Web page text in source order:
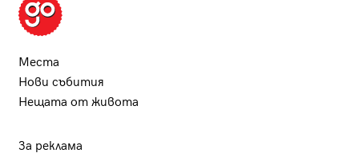
Места
Нови събития
Нещата от живота
За реклама